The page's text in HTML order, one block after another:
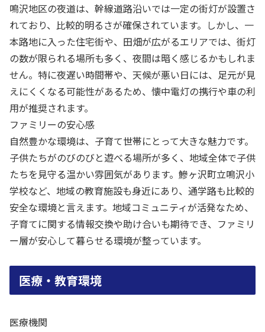
鳴沢地区の夜道は、幹線道路沿いでは一定の街灯が設置さ
れており、比較的明るさが確保されています。しかし、一
本路地に入った住宅街や、田畑が広がるエリアでは、街灯
の数が限られる場所も多く、夜間は暗く感じるかもしれま
せん。特に夜遅い時間帯や、天候が悪い日には、足元が見
えにくくなる可能性があるため、懐中電灯の携行や車の利
用が推奨されます。
ファミリーの安心感
自然豊かな環境は、子育て世帯にとって大きな魅力です。
子供たちがのびのびと遊べる場所が多く、地域全体で子供
たちを見守る温かい雰囲気があります。鰺ヶ沢町立鳴沢小
学校など、地域の教育施設も身近にあり、通学路も比較的
安全な環境と言えます。地域コミュニティが活発なため、
子育てに関する情報交換や助け合いも期待でき、ファミリ
ー層が安心して暮らせる環境が整っています。
医療・教育環境
医療機関